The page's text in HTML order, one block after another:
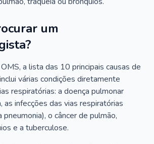
um
a lista das 10 principais causas de
várias condições diretamente
respiratórias: a doença pulmonar
as infecções das vias respiratórias
o câncer de pulmão,
e a tuberculose.